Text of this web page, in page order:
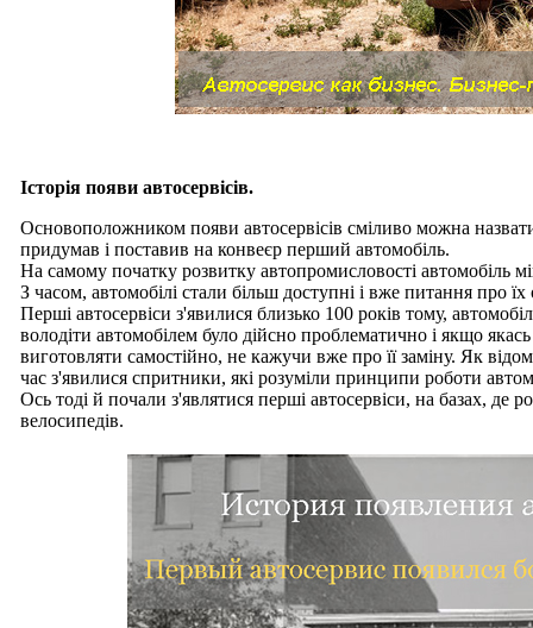
Історія появи автосервісів.
Основоположником появи автосервісів сміливо можна
придумав і поставив на конвеєр перший автомобіль.
На самому початку розвитку автопромисловості автомобіль
З часом, автомобілі стали більш доступні і вже питання про
Перші автосервіси з'явилися близько 100 років тому,
володіти автомобілем було дійсно проблематично і якщо
виготовляти самостійно, не кажучи вже про її заміну. Як
час з'явилися спритники, які розуміли принципи роботи
Ось тоді й почали з'являтися перші автосервіси, на базах, де
велосипедів.